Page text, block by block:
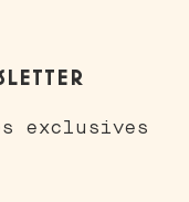
exclusives
site vous intéresse